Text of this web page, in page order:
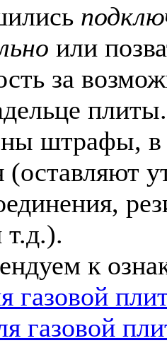
или
за
штрафы, в
(оставляют
т.д.).
к
газовой
газовой